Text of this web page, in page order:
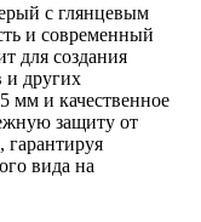
с глянцевым
и современный
для создания
и других
мм и качественное
защиту от
вида на